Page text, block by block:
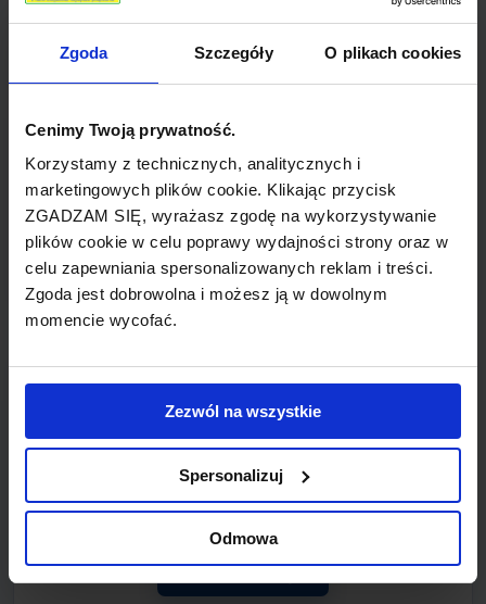
Zgoda Szczegóły O plikach cookies
Cenimy Twoją prywatność.
Korzystamy z technicznych, analitycznych i
marketingowych plików cookie. Klikając przycisk
ZGADZAM SIĘ, wyrażasz zgodę na wykorzystywanie
plików cookie w celu poprawy wydajności strony oraz w
celu zapewniania spersonalizowanych reklam i treści.
Zgoda jest dobrowolna i możesz ją w dowolnym
momencie wycofać.
Zezwól na wszystkie
Spersonalizuj
Odmowa
TYP POŁĄCZENIA
z przesiadką
REZERWACJA
online lub telefoniczna
PŁATNOŚĆ
przelew, gotówka, karta
LINIA LOTNICZA
LOT
lotnicze.